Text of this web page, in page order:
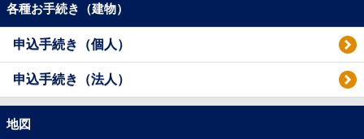
各種お手続き（建物）
申込手続き（個人）
申込手続き（法人）
地図